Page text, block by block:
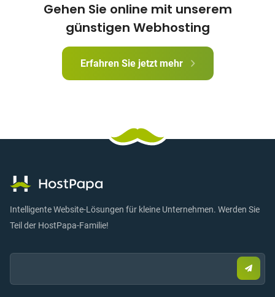
Gehen Sie online mit unserem
günstigen Webhosting
Erfahren Sie jetzt mehr
Intelligente Website-Lösungen für kleine Unternehmen. Werden Sie
Teil der HostPapa-Familie!
Email:
Sie
E-